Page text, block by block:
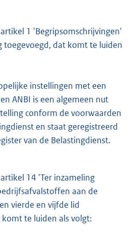
1 'Begripsomschrijvingen'
toegevoegd, dat komt te luiden
instellingen met een
ANBI is een algemeen nut
conform de voorwaarden
en staat geregistreerd
van de Belastingdienst.
14 'Ter inzameling
aan de
vierde en vijfde lid
te luiden als volgt: